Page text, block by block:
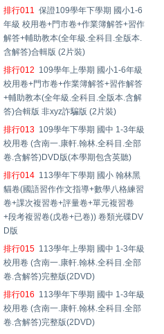
排行011 保證109學年下學期 國小1-6
年級 校用卷+門市卷+作業簿解答+習作
解答+輔助教本(全年級.全科目.全版本.
含解答)合輯版 (2片裝)
排行012 109學年上學期 國小1-6年級
校用卷+門市卷+作業簿解答+習作解答
+輔助教本(全年級.全科目.全版本.含解
答)合輯版 非xyz詐騙版 (2片裝)
排行013 109學年下學期 國中 1-3年級
校用卷 (含南一.康軒.翰林.全科目.全部
卷.含解答)DVD版(本學期包含英聽)
排行014 113學年下學期 國小 翰林黑
貓卷(國語習作作文指導+數學八格練習
卷+課次複習卷+評量卷+單元複習卷
+段考複習卷(戊卷+已卷)) 卷類光碟DV
D版
排行015 113學年上學期 國中 1-3年級
校用卷 (含南一.康軒.翰林.全科目.全部
卷.含解答)完整版(2DVD)
排行016 113學年下學期 國中 1-3年級
校用卷 (含南一.康軒.翰林.全科目.全部
卷.含解答)完整版(2DVD)